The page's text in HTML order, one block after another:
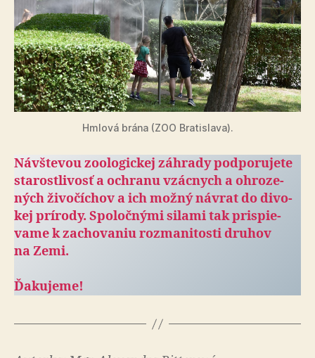
Hmlová brána (ZOO Bratislava).
Návštevou zoologickej záhrady pod­po­ru­je­te
sta­rostli­vosť a och­ranu vzácnych a ohro­ze­
ných ži­vo­čí­chov a ich možný návrat do di­vo­
kej prí­rody. Spo­loč­nými silami tak prispie­
vame k za­cho­va­niu roz­ma­ni­tosti druhov
na Zemi.
Ďakujeme!